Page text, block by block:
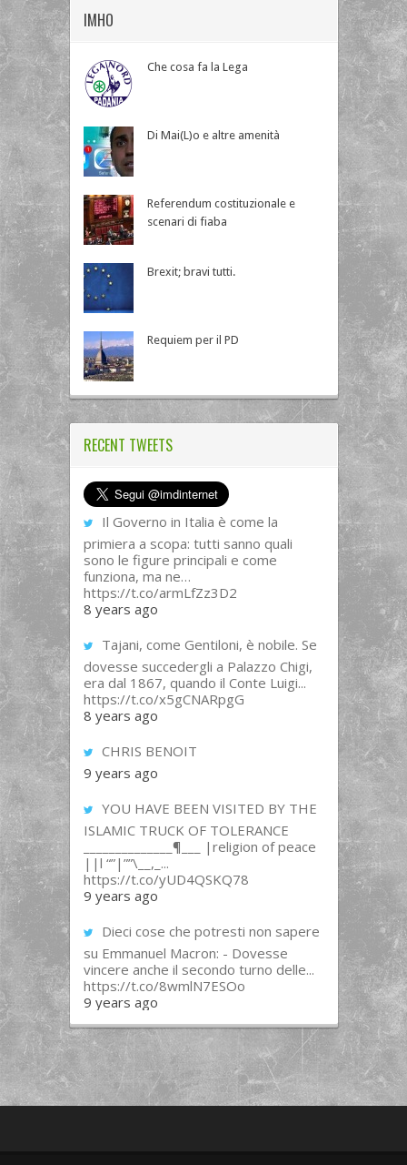
IMHO
Che cosa fa la Lega
Di Mai(L)o e altre amenità
Referendum costituzionale e
scenari di fiaba
Brexit; bravi tutti.
Requiem per il PD
RECENT TWEETS
Il Governo in Italia è come la
primiera a scopa: tutti sanno quali
sono le figure principali e come
funziona, ma ne…
https://t.co/armLfZz3D2
8 years ago
Tajani, come Gentiloni, è nobile. Se
dovesse succedergli a Palazzo Chigi,
era dal 1867, quando il Conte Luigi...
https://t.co/x5gCNARpgG
8 years ago
CHRIS BENOIT
9 years ago
YOU HAVE BEEN VISITED BY THE
ISLAMIC TRUCK OF TOLERANCE
______________¶___ |religion of peace
||l “”|””\__,_...
https://t.co/yUD4QSKQ78
9 years ago
Dieci cose che potresti non sapere
su Emmanuel Macron: - Dovesse
vincere anche il secondo turno delle...
https://t.co/8wmlN7ESOo
9 years ago